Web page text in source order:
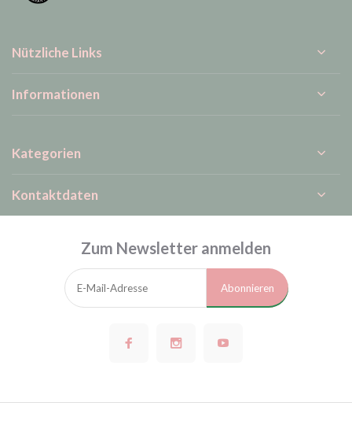
Nützliche Links
Informationen
Kategorien
Kontaktdaten
Zum Newsletter anmelden
Abonnieren